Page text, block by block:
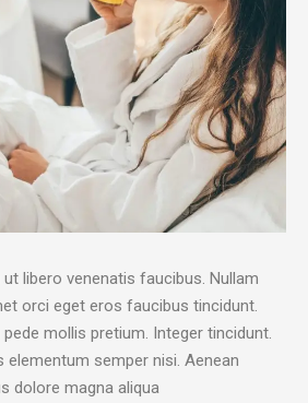
libero venenatis faucibus. Nullam
orci eget eros faucibus tincidunt.
mollis pretium. Integer tincidunt.
elementum semper nisi. Aenean
dolore magna aliqua